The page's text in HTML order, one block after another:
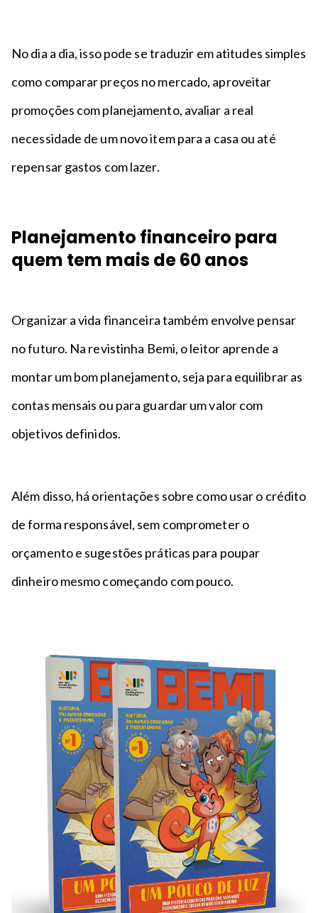
No dia a dia, isso pode se traduzir em atitudes simples
como comparar preços no mercado, aproveitar
promoções com planejamento, avaliar a real
necessidade de um novo item para a casa ou até
repensar gastos com lazer.
Planejamento financeiro para
quem tem mais de 60 anos
Organizar a vida financeira também envolve pensar
no futuro. Na revistinha Bemi, o leitor aprende a
montar um bom planejamento, seja para equilibrar as
contas mensais ou para guardar um valor com
objetivos definidos.
Além disso, há orientações sobre como usar o crédito
de forma responsável, sem comprometer o
orçamento e sugestões práticas para poupar
dinheiro mesmo começando com pouco.